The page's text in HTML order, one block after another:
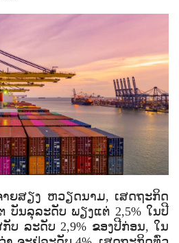
ຍສຽງ ຫວຽດນາມ, ເສດ​ຖະ​ກິດ​
ບັນ​ລຸ​ລະ​ດັບ​ ພຽງ​ແຕ່ 2,5% ໃນ​ປີ​
ບ ​ລະ​ດັບ 2,9% ຂອງ​ປີ​ກ່ອນ, ໃນ​